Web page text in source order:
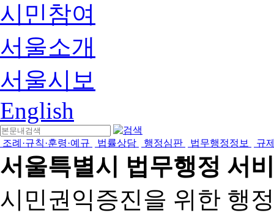
시민참여
서울소개
서울시보
English
조례·규칙·훈령·예규 법률상담 행정심판 법무행정정보 규
서울특별시 법무행정 서
시민권익증진을 위한 행